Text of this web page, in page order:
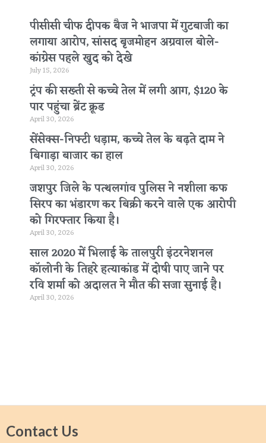
पीसीसी चीफ दीपक बैज ने भाजपा में गुटबाजी का
लगाया आरोप, सांसद बृजमोहन अग्रवाल बोले-
कांग्रेस पहले खुद को देखे
July 15, 2026
ट्रंप की सख्ती से कच्चे तेल में लगी आग, $120 के
पार पहुंचा ब्रेंट क्रूड
April 30, 2026
सेंसेक्स-निफ्टी धड़ाम, कच्चे तेल के बढ़ते दाम ने
बिगाड़ा बाजार का हाल
April 30, 2026
जशपुर जिले के पत्थलगांव पुलिस ने नशीला कफ
सिरप का भंडारण कर बिक्री करने वाले एक आरोपी
को गिरफ्तार किया है।
April 30, 2026
साल 2020 में भिलाई के तालपुरी इंटरनेशनल
कॉलोनी के तिहरे हत्याकांड में दोषी पाए जाने पर
रवि शर्मा को अदालत ने मौत की सजा सुनाई है।
April 30, 2026
Contact Us